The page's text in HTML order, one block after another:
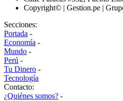
Copyright© | Gestion.pe |
Secciones:
Portada -
Economía -
Mundo -
Perú -
Tu Dinero -
Tecnología
Contacto:
¿Quiénes somos? -